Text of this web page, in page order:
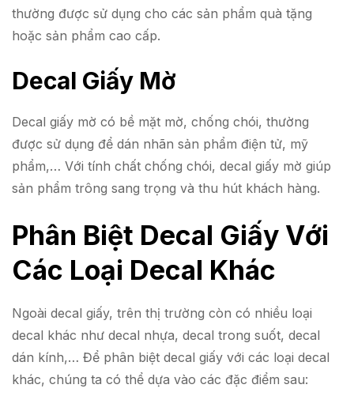
thường được sử dụng cho các sản phẩm quà tặng
hoặc sản phẩm cao cấp.
Decal Giấy Mờ
Decal giấy mờ có bề mặt mờ, chống chói, thường
được sử dụng để dán nhãn sản phẩm điện tử, mỹ
phẩm,… Với tính chất chống chói, decal giấy mờ giúp
sản phẩm trông sang trọng và thu hút khách hàng.
Phân Biệt Decal Giấy Với
Các Loại Decal Khác
Ngoài decal giấy, trên thị trường còn có nhiều loại
decal khác như decal nhựa, decal trong suốt, decal
dán kính,… Để phân biệt decal giấy với các loại decal
khác, chúng ta có thể dựa vào các đặc điểm sau: